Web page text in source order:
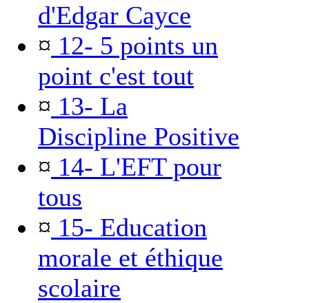
d'Edgar Cayce
¤ 12- 5 points un
point c'est tout
¤ 13- La
Discipline Positive
¤ 14- L'EFT pour
tous
¤ 15- Education
morale et éthique
scolaire